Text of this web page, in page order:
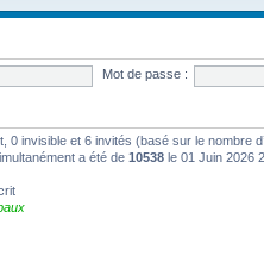
Mot de passe :
0 invisible et 6 invités (basé sur le nombre
a été de 10538 le 01 Juin 2026